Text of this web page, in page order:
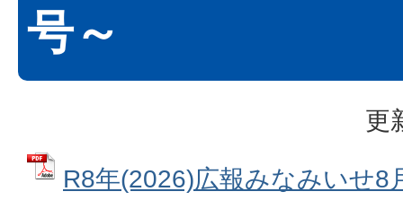
号～
更
R8年(2026)広報みなみいせ8